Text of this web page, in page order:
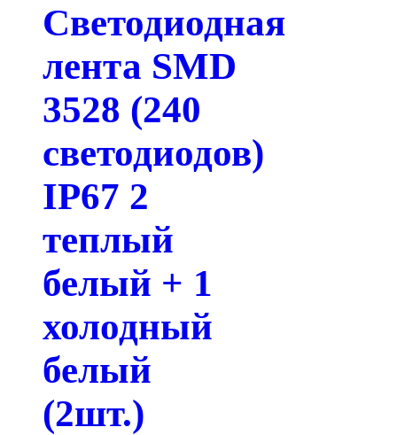
Светодиодная
лента SMD
3528 (240
светодиодов)
IP67 2
теплый
белый + 1
холодный
белый
(2шт.)